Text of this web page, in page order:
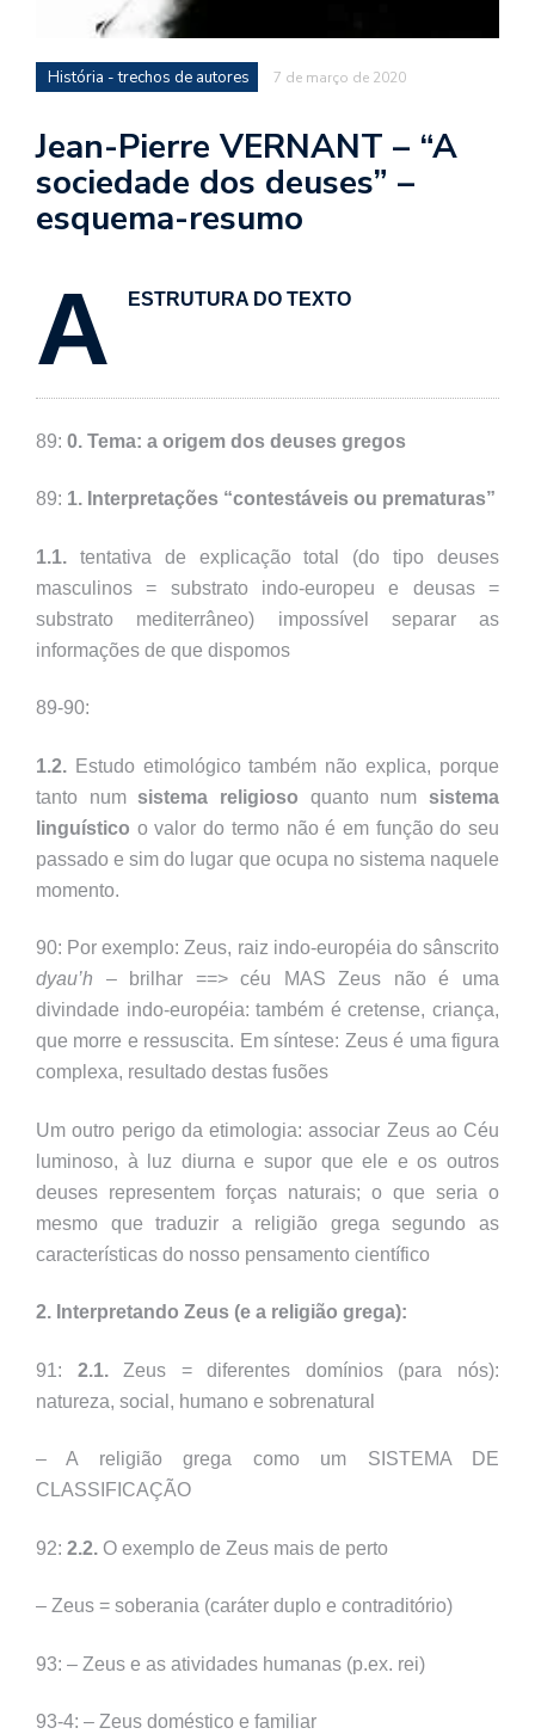
História - trechos de autores 7 de março de 2020
Jean-Pierre VERNANT – “A
sociedade dos deuses” –
esquema-resumo
A ESTRUTURA DO TEXTO
89: 0. Tema: a origem dos deuses gregos
89: 1. Interpretações “contestáveis ou prematuras”
1.1. tentativa de explicação total (do tipo deuses
masculinos = substrato indo-europeu e deusas =
substrato mediterrâneo) impossível separar as
informações de que dispomos
89-90:
1.2. Estudo etimológico também não explica, porque
tanto numsistema religioso quanto numsistema
linguístico o valor do termo não é em função do seu
passado e sim do lugar que ocupa no sistema naquele
momento.
90: Por exemplo: Zeus, raiz indo-européia do sânscrito
dyau’h – brilhar ==> céu MAS Zeus não é uma
divindade indo-européia: também é cretense, criança,
que morre e ressuscita. Em síntese: Zeus é uma figura
complexa, resultado destas fusões
Um outro perigo da etimologia: associar Zeus ao Céu
luminoso, à luz diurna e supor que ele e os outros
deuses representem forças naturais; o que seria o
mesmo que traduzir a religião grega segundo as
características do nosso pensamento científico
2. Interpretando Zeus (e a religião grega):
91: 2.1.Zeus = diferentes domínios (para nós):
natureza, social, humano e sobrenatural
– A religião grega como um SISTEMA DE
CLASSIFICAÇÃO
92: 2.2. O exemplo de Zeus mais de perto
– Zeus = soberania (caráter duplo e contraditório)
93: – Zeus e as atividades humanas (p.ex. rei)
93-4: – Zeus doméstico e familiar